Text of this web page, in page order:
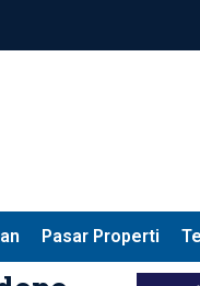
Pasar Properti